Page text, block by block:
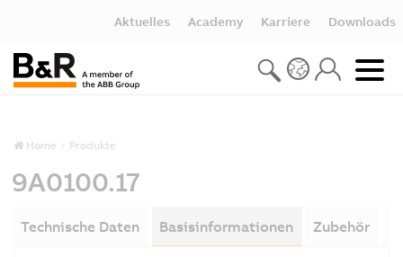
Aktuelles Academy Karriere Downloads
Home Produkte
9A0100.17
Technische Daten Basisinformationen Zubehör